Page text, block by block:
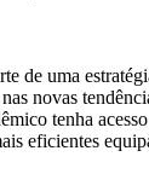
de uma
novas
tenha
eficientes